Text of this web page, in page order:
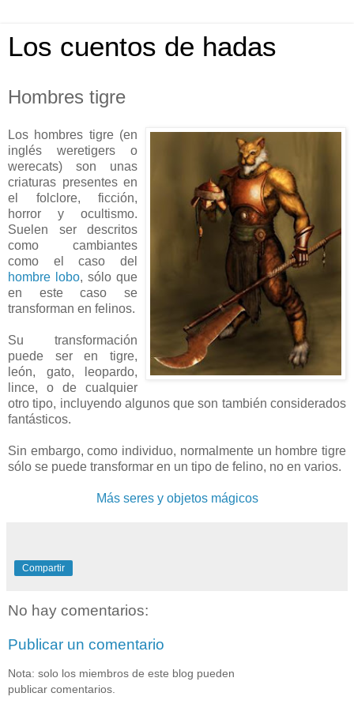
Los cuentos de hadas
Hombres tigre
Los hombres tigre (en
inglés weretigers o
werecats) son unas
criaturas presentes en
el folclore, ficción,
horror y ocultismo.
Suelen ser descritos
como cambiantes
como el caso del
hombre lobo, sólo que
en este caso se
transforman en felinos.
Su transformación
puede ser en tigre,
león, gato, leopardo,
lince, o de cualquier
otro tipo, incluyendo algunos que son también considerados
fantásticos.
Sin embargo, como individuo, normalmente un hombre tigre
sólo se puede transformar en un tipo de felino, no en varios.
Más seres y objetos mágicos
Compartir
No hay comentarios:
Publicar un comentario
Nota: solo los miembros de este blog pueden
publicar comentarios.